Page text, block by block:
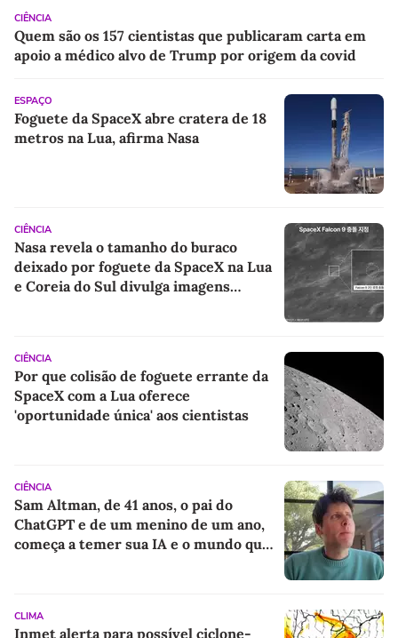
CIÊNCIA
Quem são os 157 cientistas que publicaram carta em
apoio a médico alvo de Trump por origem da covid
ESPAÇO
Foguete da SpaceX abre cratera de 18
metros na Lua, afirma Nasa
CIÊNCIA
Nasa revela o tamanho do buraco
deixado por foguete da SpaceX na Lua
e Coreia do Sul divulga imagens
CIÊNCIA
Por que colisão de foguete errante da
SpaceX com a Lua oferece
'oportunidade única' aos cientistas
CIÊNCIA
Sam Altman, de 41 anos, o pai do
ChatGPT e de um menino de um ano,
começa a temer sua IA e o mundo que
CLIMA
Inmet alerta para possível ciclone-